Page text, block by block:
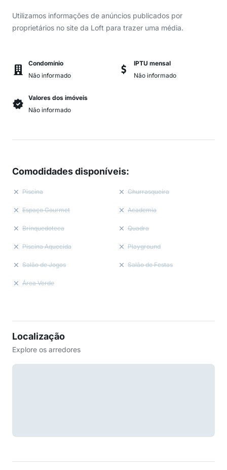
Utilizamos informações de anúncios publicados por
proprietários no site da Loft para trazer uma média.
Condomínio
Não informado
IPTU mensal
Não informado
Valores dos imóveis
Não informado
Comodidades disponíveis:
Piscina Churrasqueira
Espaço Gourmet Academia
Brinquedoteca Quadra
Piscina Aquecida Playground
Salão de Jogos Salão de Festas
Área Verde
Localização
Explore os arredores